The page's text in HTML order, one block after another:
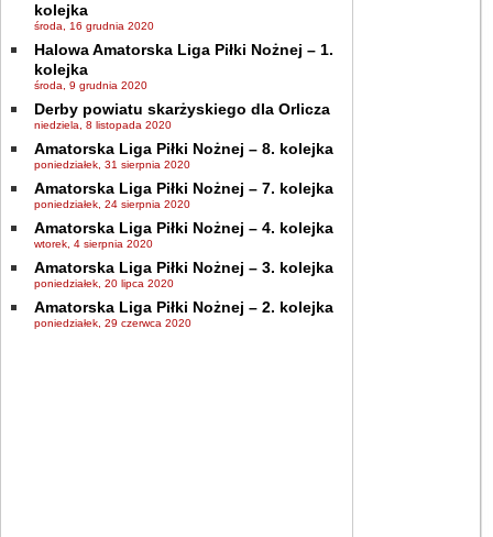
kolejka
środa, 16 grudnia 2020
Halowa Amatorska Liga Piłki Nożnej – 1.
kolejka
środa, 9 grudnia 2020
Derby powiatu skarżyskiego dla Orlicza
niedziela, 8 listopada 2020
Amatorska Liga Piłki Nożnej – 8. kolejka
poniedziałek, 31 sierpnia 2020
Amatorska Liga Piłki Nożnej – 7. kolejka
poniedziałek, 24 sierpnia 2020
Amatorska Liga Piłki Nożnej – 4. kolejka
wtorek, 4 sierpnia 2020
Amatorska Liga Piłki Nożnej – 3. kolejka
poniedziałek, 20 lipca 2020
Amatorska Liga Piłki Nożnej – 2. kolejka
poniedziałek, 29 czerwca 2020